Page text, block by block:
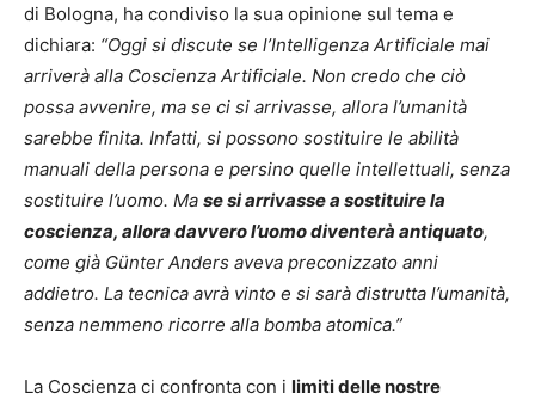
di Bologna, ha condiviso la sua opinione sul tema e
dichiara: “Oggi si discute se l’Intelligenza Artificiale mai
arriverà alla Coscienza Artificiale. Non credo che ciò
possa avvenire, ma se ci si arrivasse, allora l’umanità
sarebbe finita. Infatti, si possono sostituire le abilità
manuali della persona e persino quelle intellettuali, senza
sostituire l’uomo. Ma se si arrivasse a sostituire la
coscienza, allora davvero l’uomo diventerà antiquato,
come già Günter Anders aveva preconizzato anni
addietro. La tecnica avrà vinto e si sarà distrutta l’umanità,
senza nemmeno ricorre alla bomba atomica.”
La Coscienza ci confronta con i limiti delle nostre